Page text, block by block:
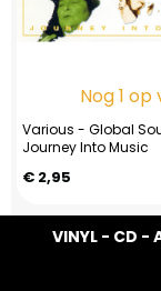
Nog 1
Various - Global
Journey Into Music
€ 2,95
VINYL - CD -